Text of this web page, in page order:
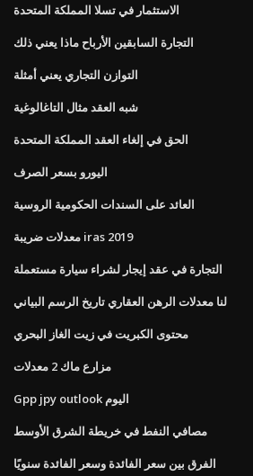
الاستثمار في تسلا المملكة المتحدة
التجارة السابقين الأرباح ماذا يعني ذلك
التوازن التجاري يعني أمثلة
شبه العقد مثال التاغالوغية
الحق في إلغاء العقد المملكة المتحدة
اليورو بسعر الصرف
العائد على السندات الحكومية الروسية
معدلات ضريبة iras 2019
التجارة في عقد إيجار لشراء سيارة مستعملة
لنا معدلات الرهن العقاري تاريخ الرسم البياني
محتوى الكبريت في زيت الغاز البحري
مزارع ماك 2 معدلات
Gpp jpy outlook اليوم
مصافي النفط في خريطة الشرق الأوسط
الفرق بين سعر الفائدة وسعر الفائدة سنويًا